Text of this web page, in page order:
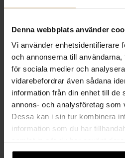
Denna webbplats använder
Vi använder enhetsidentifierare
och annonserna till
för sociala medier och
vidarebefordrar även sådana
information från din enhet till de
annons- och analysföretag som
Dessa kan i sin tur kombinera
information som du har
Long sleeve knit
POLO RALPH LAUREN